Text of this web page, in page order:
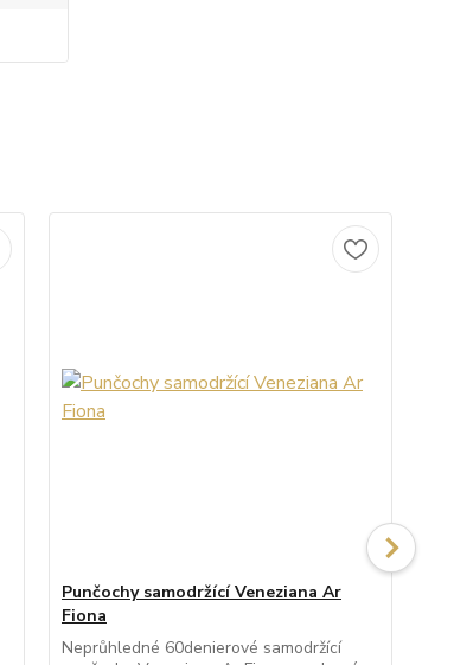
Punčochy samodržící Veneziana Ar
Fiona
Neprůhledné 60denierové samodržící